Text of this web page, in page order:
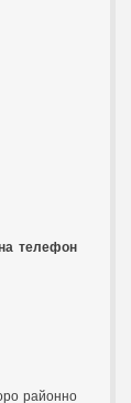
телефон
районно